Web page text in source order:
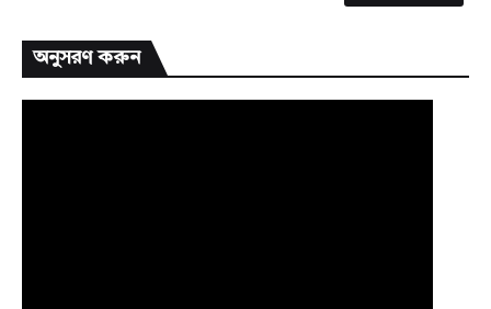
অনুসরণ করুন